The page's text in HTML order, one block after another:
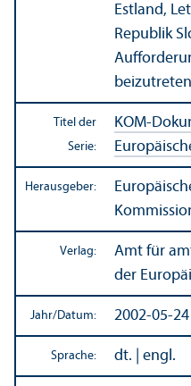
Estland,
Republik
beizutreten
Titel der
Serie:
KOM-
Herausgeber:
Verlag:
Amt für
der
Jahr/Datum: 2002-05-24
Sprache: dt. | engl.